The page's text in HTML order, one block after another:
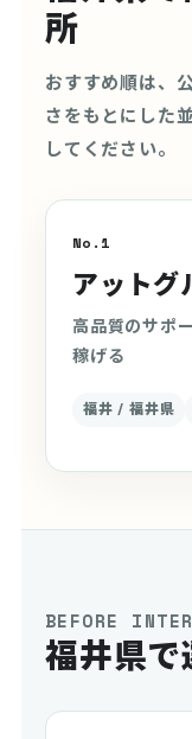
所
おすすめ順は、
さをもとにした
してください。
No.1
アットグ
高品質のサポ
稼げる
福井 / 福井県
BEFORE
福井県で